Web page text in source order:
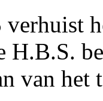
H.B.S.
van het